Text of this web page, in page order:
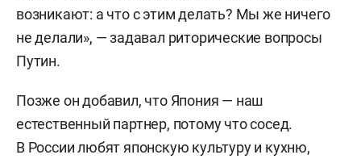
возникают: а что с этим делать? Мы же ничего
не делали», — задавал риторические вопросы
Путин.
Позже он добавил, что Япония — наш
естественный партнер, потому что сосед.
В России любят японскую культуру и кухню,